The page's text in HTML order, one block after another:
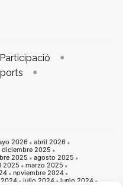
Participació
2026
abril 2026
diciembre 2025
2025
agosto 2025
2025
marzo 2025
noviembre 2024
julio 2024
junio 2024